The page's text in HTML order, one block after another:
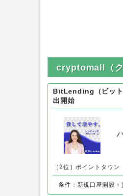
cryptomall（ク
BitLending（ビット
出開始